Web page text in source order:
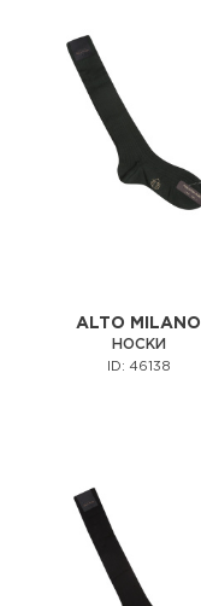
ALTO MILANO
НОСКИ
ID: 46138